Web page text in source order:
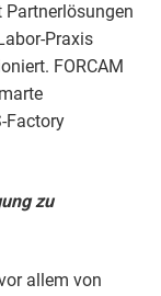
Praxis
FORCAM
Factory
zu
allem von